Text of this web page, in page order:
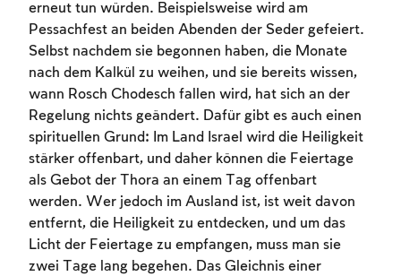
erneut tun würden. Beispielsweise wird am
Pessachfest an beiden Abenden der Seder gefeiert.
Selbst nachdem sie begonnen haben, die Monate
nach dem Kalkül zu weihen, und sie bereits wissen,
wann Rosch Chodesch fallen wird, hat sich an der
Regelung nichts geändert. Dafür gibt es auch einen
spirituellen Grund: Im Land Israel wird die Heiligkeit
stärker offenbart, und daher können die Feiertage
als Gebot der Thora an einem Tag offenbart
werden. Wer jedoch im Ausland ist, ist weit davon
entfernt, die Heiligkeit zu entdecken, und um das
Licht der Feiertage zu empfangen, muss man sie
zwei Tage lang begehen. Das Gleichnis einer